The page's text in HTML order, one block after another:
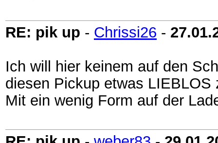
RE: pik up - Chrissi26 -
Ich will hier keinem auf den
diesen Pickup etwas
Mit ein wenig Form auf der